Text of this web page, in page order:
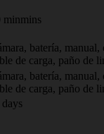
minmins
batería, manual,
de carga, paño de
batería, manual,
de carga, paño de